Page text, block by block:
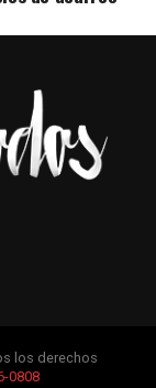
los derechos
0808